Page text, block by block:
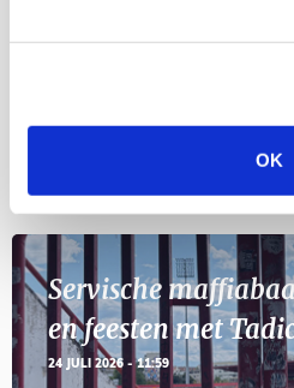
OK
11
Servische
en feesten met
24 JULI 2026 - 11:59